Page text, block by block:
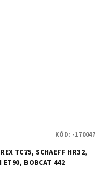
TC75, SCHAEFF HR32,
ET90, BOBCAT 442
KÓD: -170047